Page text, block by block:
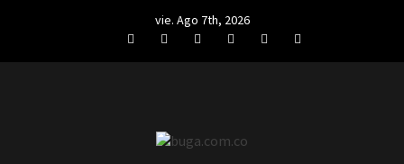
vie. Ago 7th, 2026
FacebookTwitterLinkedIn
VK YouTubeInstagram